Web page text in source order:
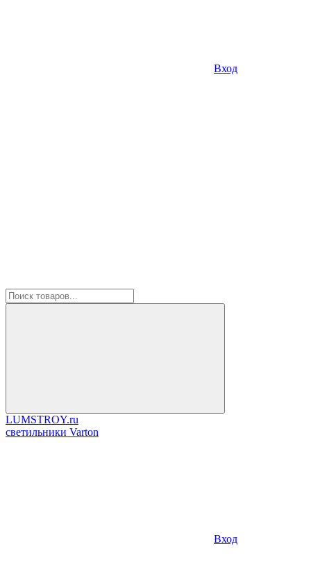
Вход
LUMSTROY.ru
cветильники Varton
Вход